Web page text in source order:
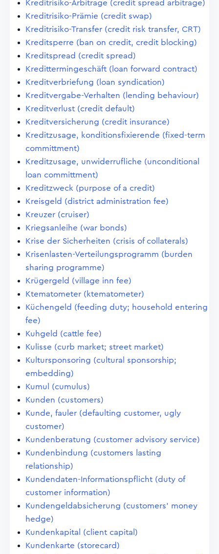
Kreditrisiko-Arbitrage (credit spread arbitrage)
Kreditrisiko-Prämie (credit swap)
Kreditrisiko-Transfer (credit risk transfer, CRT)
Kreditsperre (ban on credit, credit blocking)
Kreditspread (credit spread)
Kredittermingeschäft (loan forward contract)
Kreditverbriefung (loan syndication)
Kreditvergabe-Verhalten (lending behaviour)
Kreditverlust (credit default)
Kreditversicherung (credit insurance)
Kreditzusage, konditionsfixierende (fixed-term
committment)
Kreditzusage, unwiderrufliche (unconditional
loan committment)
Kreditzweck (purpose of a credit)
Kreisgeld (district administration fee)
Kreuzer (cruiser)
Kriegsanleihe (war bonds)
Krise der Sicherheiten (crisis of collaterals)
Krisenlasten-Verteilungsprogramm (burden
sharing programme)
Krügergeld (village inn fee)
Ktematometer (ktematometer)
Küchengeld (feeding duty; household entering
fee)
Kuhgeld (cattle fee)
Kulisse (curb market; street market)
Kultursponsoring (cultural sponsorship;
embedding)
Kumul (cumulus)
Kunden (customers)
Kunde, fauler (defaulting customer, ugly
customer)
Kundenberatung (customer advisory service)
Kundenbindung (customers lasting
relationship)
Kundendaten-Informationspflicht (duty of
customer information)
Kundengeldabsicherung (customers' money
hedge)
Kundenkapital (client capital)
Kundenkarte (storecard)